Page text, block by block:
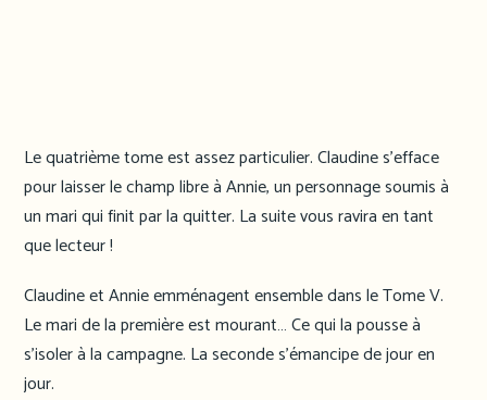
Le quatrième tome est assez particulier. Claudine s’efface
pour laisser le champ libre à Annie, un personnage soumis à
un mari qui finit par la quitter. La suite vous ravira en tant
que lecteur !
Claudine et Annie emménagent ensemble dans le Tome V.
Le mari de la première est mourant… Ce qui la pousse à
s’isoler à la campagne. La seconde s’émancipe de jour en
jour.